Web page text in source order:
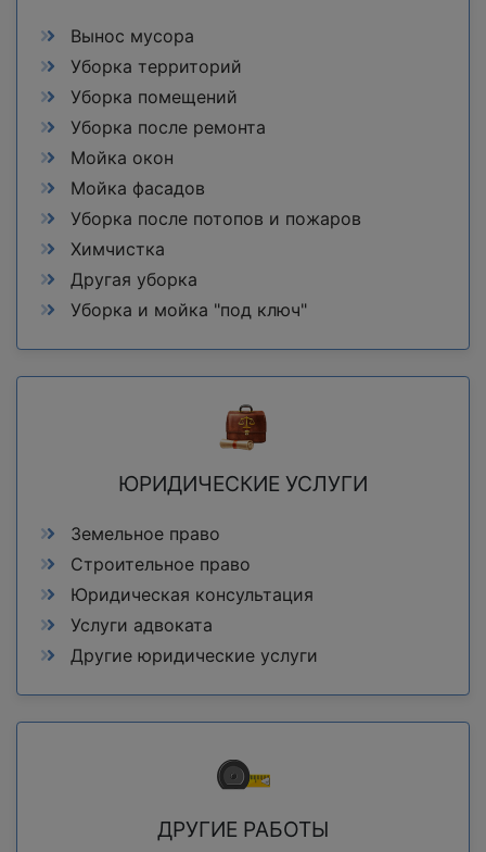
Вынос мусора
Уборка территорий
Уборка помещений
Уборка после ремонта
Мойка окон
Мойка фасадов
Уборка после потопов и пожаров
Химчистка
Другая уборка
Уборка и мойка "под ключ"
ЮРИДИЧЕСКИЕ УСЛУГИ
Земельное право
Строительное право
Юридическая консультация
Услуги адвоката
Другие юридические услуги
ДРУГИЕ РАБОТЫ